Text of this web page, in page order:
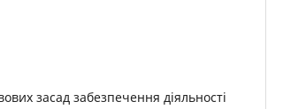
засад забезпечення діяльності